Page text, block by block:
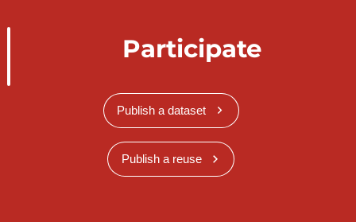
Participate
Publish a dataset
Publish a reuse